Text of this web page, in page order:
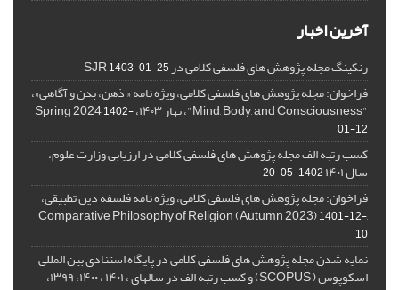
آخرین اخبار
رنکینگ مجله پژوهش های فلسفی کلامی در SJR1403-01-25
فراخوان: مجله پژوهش های فلسفی کلامی، ویژه نامه « ذهن، بدن و آگاهی»،
"Mind, Body, and Consciousness"، بهار ۱۴۰۳، Spring 2024
1402-
01-12
کسب رتبه الف مجله پژوهش های فلسفی کلامی در ارزیابی وزارت علوم،
سال ۱۴۰۱ 1402-05-20
فراخوان: مجله پژوهش های فلسفی کلامی، ویژه نامه فلسفه دین تطبیقی،
,Comparative Philosophy of Religion (Autumn 2023)
1401-12-
10
نمایه شدن مجله پژوهش های فلسفی کلامی در پایگاه استنادی بین المللی
اسکوپوس ( SCOPUS) و کسب رتبه الف در سالهای ، ۱۴۰۱ ، ۱۴۰۰، ۱۳۹۹،